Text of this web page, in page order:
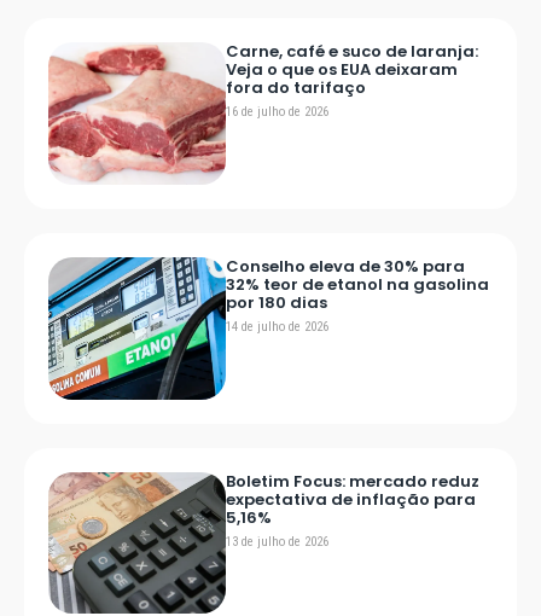
Carne, café e suco de laranja:
Veja o que os EUA deixaram
fora do tarifaço
16 de julho de 2026
Conselho eleva de 30% para
32% teor de etanol na gasolina
por 180 dias
14 de julho de 2026
Boletim Focus: mercado reduz
expectativa de inflação para
5,16%
13 de julho de 2026